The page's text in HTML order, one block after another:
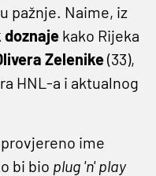
pažnje. Naime, iz
doznaje kako Rijeka
Zelenike(33),
HNL-a i aktualnog
ime
bi bio plug 'n' play